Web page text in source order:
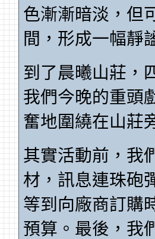
色漸漸暗淡，但
間，形成一幅靜
到了晨曦山莊，
我們今晚的重
奮地圍繞在山莊
其實活動前，我
材，訊息連珠砲
等到向廠商訂購
預算。最後，我